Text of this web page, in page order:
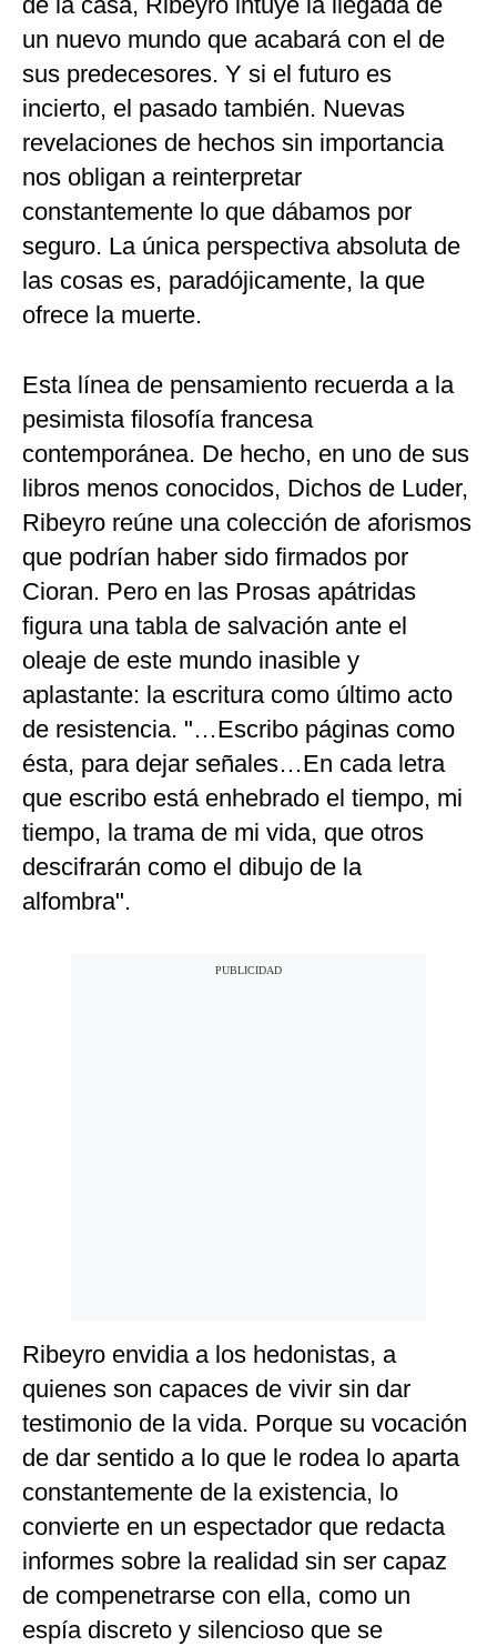
un nuevo mundo que acabará con el de
sus predecesores. Y si el futuro es
incierto, el pasado también. Nuevas
revelaciones de hechos sin importancia
nos obligan a reinterpretar
constantemente lo que dábamos por
seguro. La única perspectiva absoluta de
las cosas es, paradójicamente, la que
ofrece la muerte.
Esta línea de pensamiento recuerda a la
pesimista filosofía francesa
contemporánea. De hecho, en uno de sus
libros menos conocidos, Dichos de Luder,
Ribeyro reúne una colección de aforismos
que podrían haber sido firmados por
Cioran. Pero en las Prosas apátridas
figura una tabla de salvación ante el
oleaje de este mundo inasible y
aplastante: la escritura como último acto
de resistencia. "…Escribo páginas como
ésta, para dejar señales…En cada letra
que escribo está enhebrado el tiempo, mi
tiempo, la trama de mi vida, que otros
descifrarán como el dibujo de la
alfombra".
Ribeyro envidia a los hedonistas, a
quienes son capaces de vivir sin dar
testimonio de la vida. Porque su vocación
de dar sentido a lo que le rodea lo aparta
constantemente de la existencia, lo
convierte en un espectador que redacta
informes sobre la realidad sin ser capaz
de compenetrarse con ella, como un
espía discreto y silencioso que se